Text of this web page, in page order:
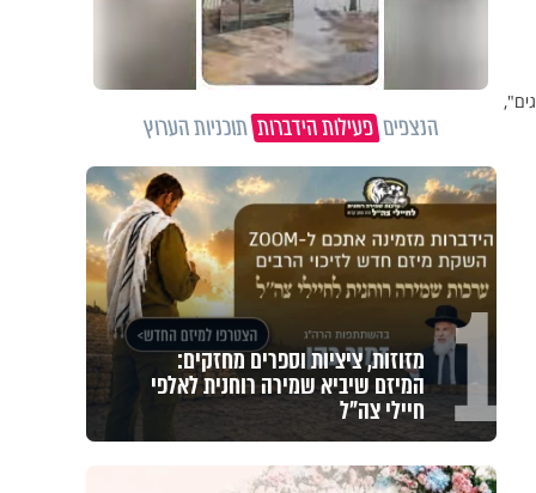
הנצפיםפעילות הידברותתוכניות הערוץ
1 מזוזות, ציציות וספרים מחזקים:
המיזם שיביא שמירה רוחנית לאלפי
חיילי צה"ל